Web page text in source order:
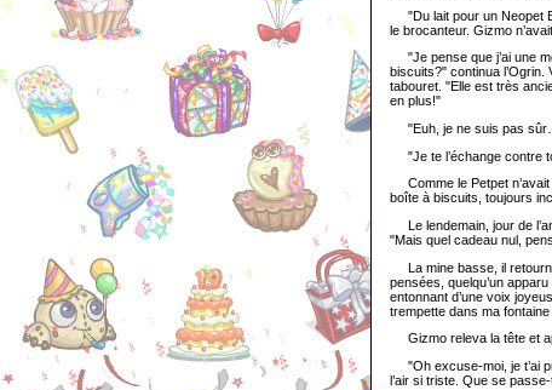
"Du lait pour un Neopet
le brocanteur. Gizmo
"Je pense que j’ai une
biscuits?" continua l’Ogrin.
tabouret. "Elle est très
en plus!"
"Euh, je ne suis pas sûr…
"Je te l’échange contre
Comme le Petpet n’avait
boîte à biscuits, toujours
Le lendemain, jour de
"Mais quel cadeau nul,
La mine basse, il
pensées, quelqu’un
entonnant d’une voix
trempette dans ma
Gizmo releva la tête et
"Oh excuse-moi, je t’ai
l’air si triste. Que se